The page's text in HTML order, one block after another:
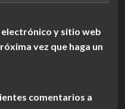
y sitio web
vez que haga un
comentarios a